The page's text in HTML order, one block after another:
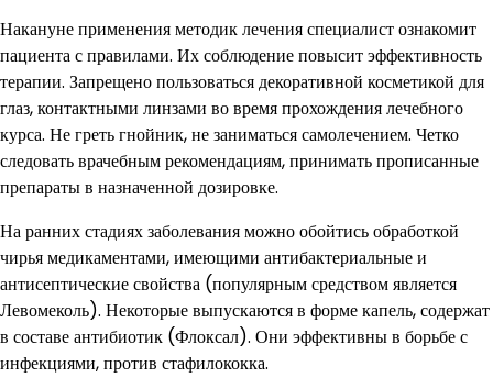
Накануне применения методик лечения специалист ознакомит
пациента с правилами. Их соблюдение повысит эффективность
терапии. Запрещено пользоваться декоративной косметикой для
глаз, контактными линзами во время прохождения лечебного
курса. Не греть гнойник, не заниматься самолечением. Четко
следовать врачебным рекомендациям, принимать прописанные
препараты в назначенной дозировке.
На ранних стадиях заболевания можно обойтись обработкой
чирья медикаментами, имеющими антибактериальные и
антисептические свойства (популярным средством является
Левомеколь). Некоторые выпускаются в форме капель, содержат
в составе антибиотик (Флоксал). Они эффективны в борьбе с
инфекциями, против стафилококка.